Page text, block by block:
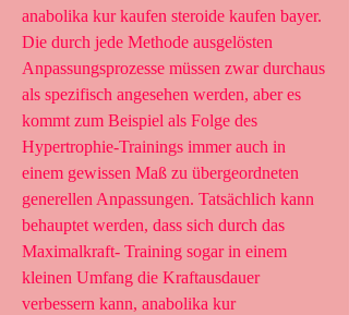
anabolika kur kaufen steroide kaufen bayer.
Die durch jede Methode ausgelösten
Anpassungsprozesse müssen zwar durchaus
als spezifisch angesehen werden, aber es
kommt zum Beispiel als Folge des
Hypertrophie-Trainings immer auch in
einem gewissen Maß zu übergeordneten
generellen Anpassungen. Tatsächlich kann
behauptet werden, dass sich durch das
Maximalkraft- Training sogar in einem
kleinen Umfang die Kraftausdauer
verbessern kann, anabolika kur